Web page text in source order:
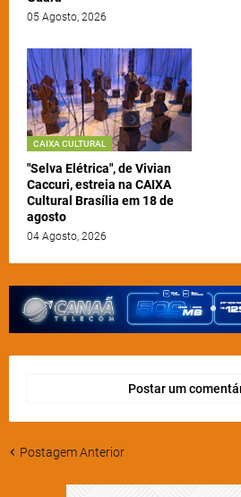
05 Agosto, 2026
CAIXA CULTURAL
"Selva Elétrica", de Vivian
Caccuri, estreia na CAIXA
Cultural Brasília em 18 de
agosto
04 Agosto, 2026
Postar um
Postagem Anterior